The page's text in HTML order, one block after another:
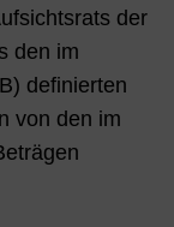
der
den im
definierten
von den im